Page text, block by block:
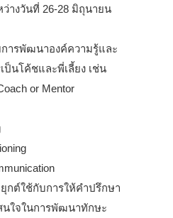
างวันที่ 26-28 มิถุนายน
ารพัฒนาองค์ความรู้และ
ป็นโค้ชและพี่เลี้ยง เช่น
or Mentor
กต์ใช้กับการให้คำปรึกษา
ใจในการพัฒนาทักษะ